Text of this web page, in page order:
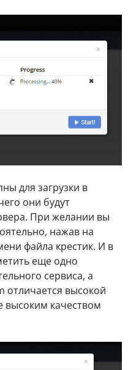
для загрузки в
они будут
При желании вы
нажав на
файла крестик. И в
еще одно
сервиса, а
отличается высокой
высоким качеством